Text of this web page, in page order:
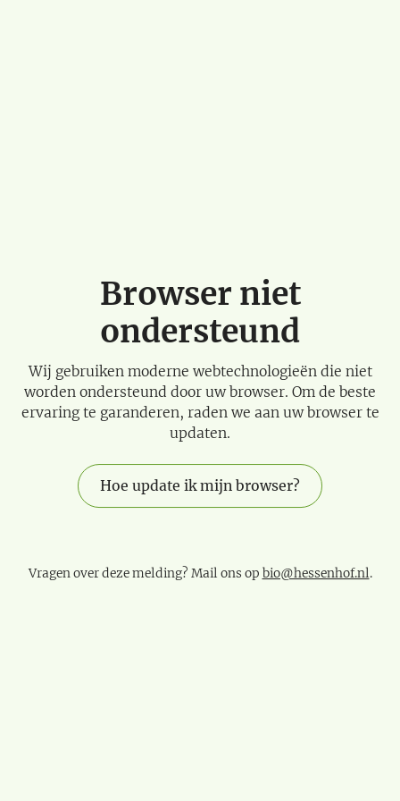
Browser niet
ondersteund
Wij gebruiken moderne webtechnologieën die niet
worden ondersteund door uw browser. Om de beste
ervaring te garanderen, raden we aan uw browser te
updaten.
Hoe update ik mijn browser?
Vragen over deze melding? Mail ons op bio@hessenhof.nl.